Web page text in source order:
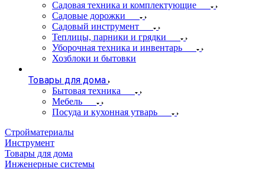
Садовая техника и комплектующие
Садовые дорожки
Садовый инструмент
Теплицы, парники и грядки
Уборочная техника и инвентарь
Хозблоки и бытовки
Товары для дома
Бытовая техника
Мебель
Посуда и кухонная утварь
Стройматериалы
Инструмент
Товары для дома
Инженерные системы